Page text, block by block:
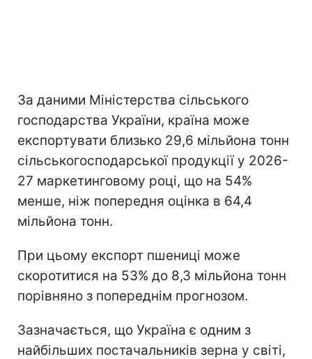
За даними Міністерства сільського
господарства України, країна може
експортувати близько 29,6 мільйона тонн
сільськогосподарської продукції у 2026-
27 маркетинговому році, що на 54%
менше, ніж попередня оцінка в 64,4
мільйона тонн.
При цьому експорт пшениці може
скоротитися на 53% до 8,3 мільйона тонн
порівняно з попереднім прогнозом.
Зазначається, що Україна є одним з
найбільших постачальників зерна у світі,